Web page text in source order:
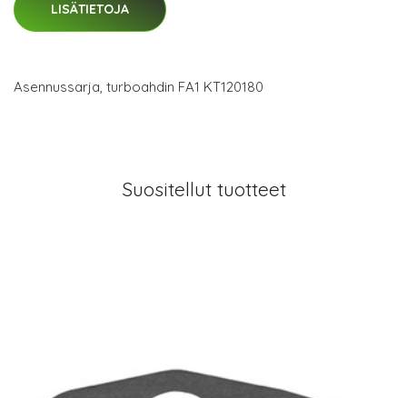
LISÄTIETOJA
Asennussarja, turboahdin FA1 KT120180
Suositellut tuotteet